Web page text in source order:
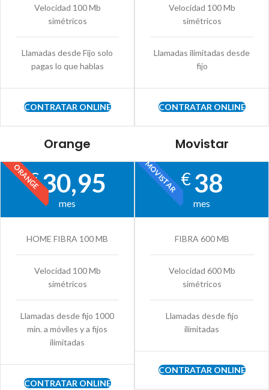
Velocidad 100 Mb
simétricos
Llamadas desde Fijo solo
pagas lo que hablas
CONTRATAR ONLINE
Velocidad 100 Mb
simétricos
Llamadas ilimitadas desde
fijo
CONTRATAR ONLINE
Orange
ORANGE
€30,95
mes
HOME FIBRA 100 MB
Velocidad 100 Mb
simétricos
Llamadas desde fijo 1000
min. a móviles y a fijos
ilimitadas
CONTRATAR ONLINE
Movistar
MOVISTAR€38
mes
FIBRA 600 MB
Velocidad 600 Mb
simétricos
Llamadas desde fijo
ilimitadas
CONTRATAR ONLINE